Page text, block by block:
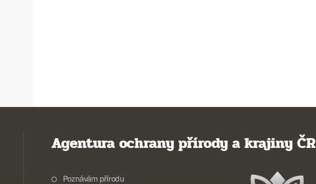
Agentura ochrany přírody a krajiny ČR
Poznávám přírodu